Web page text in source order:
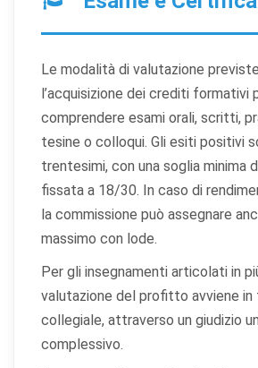
Le modalità di valutazione
l’acquisizione dei crediti formativi
comprendere esami orali, scritti,
tesine o colloqui. Gli esiti positivi
trentesimi, con una soglia minima
fissata a 18/30. In caso di
la commissione può assegnare
massimo con lode.
Per gli insegnamenti articolati in
valutazione del profitto avviene in
collegiale, attraverso un giudizio
complessivo.